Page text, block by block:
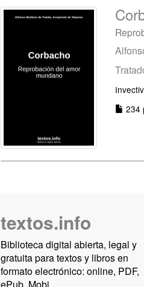
234
textos.info
Biblioteca digital abierta, legal y
gratuita para textos y libros en
formato electrónico: online, PDF,